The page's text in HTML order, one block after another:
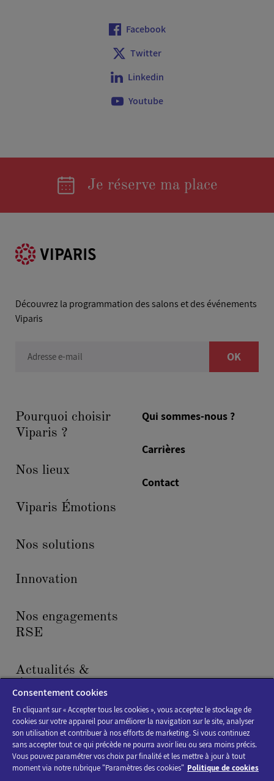
Facebook
Twitter
Linkedin
Youtube
Je réserve ma place
Découvrez la programmation des salons et des événements
Viparis
Adresse e-mail OK
Pourquoi choisir
Viparis ?
Nos lieux
Viparis Émotions
Nos solutions
Innovation
Nos engagements
RSE
Actualités &
Qui sommes-nous ?
Carrières
Contact
Politique de cookies
Consentement cookies
En cliquant sur « Accepter tous les cookies », vous acceptez le stockage de
cookies sur votre appareil pour améliorer la navigation sur le site, analyser
son utilisation et contribuer à nos efforts de marketing. Si vous continuez
sans accepter tout ce qui précède ne pourra avoir lieu ou sera moins précis.
Vous pouvez paramétrer vos choix par finalité et les mettre à jour à tout
moment via notre rubrique "Paramètres des cookies" Politique de cookies